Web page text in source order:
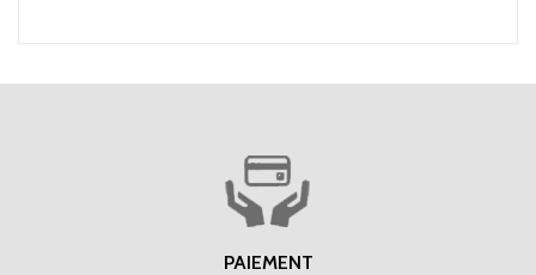
PAIEMENT